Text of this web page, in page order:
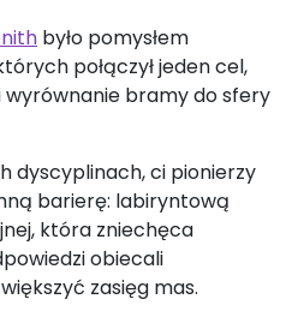
było pomysłem
połączył jeden cel,
wyrównanie bramy do sfery
dyscyplinach, ci pionierzy
barierę: labiryntową
która zniechęca
obiecali
zasięg mas.